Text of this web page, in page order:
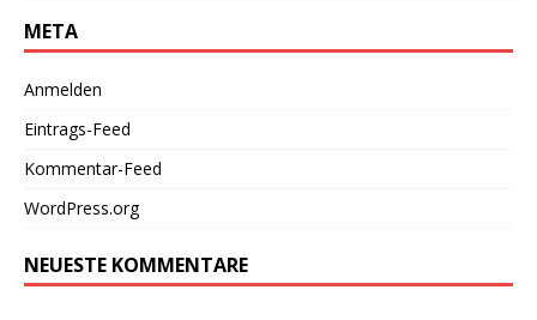
META
Anmelden
Eintrags-Feed
Kommentar-Feed
WordPress.org
NEUESTE KOMMENTARE